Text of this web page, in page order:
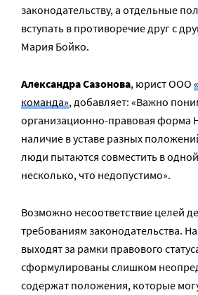
законодательству, а отдельные
вступать в противоречие друг с
Мария Бойко.
Александра Сазонова, юрист ООО
команда», добавляет: «Важно
организационно-правовая форма
наличие в уставе разных
люди пытаются совместить в
несколько, что недопустимо».
Возможно несоответствие целей
требованиям законодательства.
выходят за рамки правового
сформулированы слишком
содержат положения, которые